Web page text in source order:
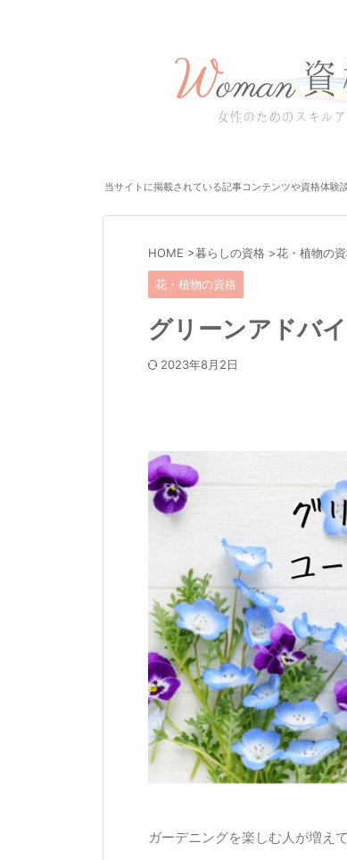
当サイトに掲載されている記事コンテンツや資格体験
HOME >暮らしの資格 >花・植物の
花・植物の資格
グリーンアドバ
2023年8月2日
ガーデニングを楽しむ人が増え